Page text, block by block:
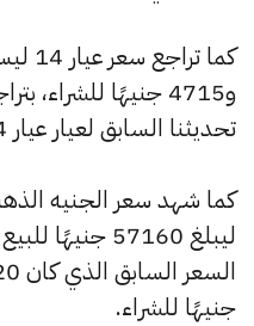
تحديثنا السابق لعيار عيار 14.
جنيهًا للشراء.